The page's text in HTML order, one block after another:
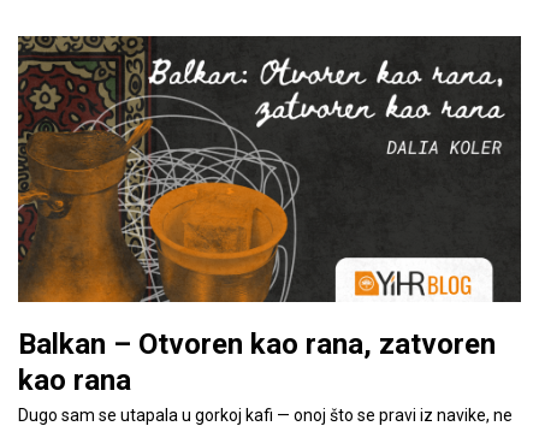
Balkan – Otvoren kao rana, zatvoren
kao rana
Dugo sam se utapala u gorkoj kafi — onoj što se pravi iz navike, ne